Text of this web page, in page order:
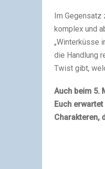
Im Gegensatz
komplex und
„Winterküsse
die Handlung
Twist gibt,
Auch beim 5.
Euch
Charakteren,